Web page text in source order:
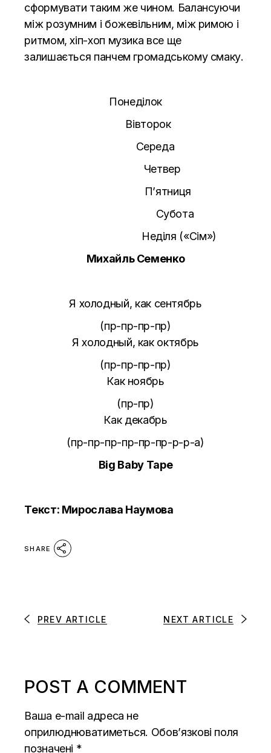
сформувати таким же чином. Балансуючи
між розумним і божевільним, між римою і
ритмом, хіп-хоп музика все ще
залишається панчем громадському смаку.
Понеділок
Вівторок
Середа
Четвер
П’ятниця
Субота
Неділя («Сім»)
Михайль Семенко
Я холодный, как сентябрь
(пр-пр-пр-пр)
Я холодный, как октябрь
(пр-пр-пр-пр)
Как ноябрь
(пр-пр)
Как декабрь
(пр-пр-пр-пр-пр-пр-р-р-а)
Big Baby Tape
Текст: Мирослава Наумова
SHARE
PREV ARTICLE NEXT ARTICLE
POST A COMMENT
Ваша e-mail адреса не
оприлюднюватиметься. Обов’язкові поля
позначені *